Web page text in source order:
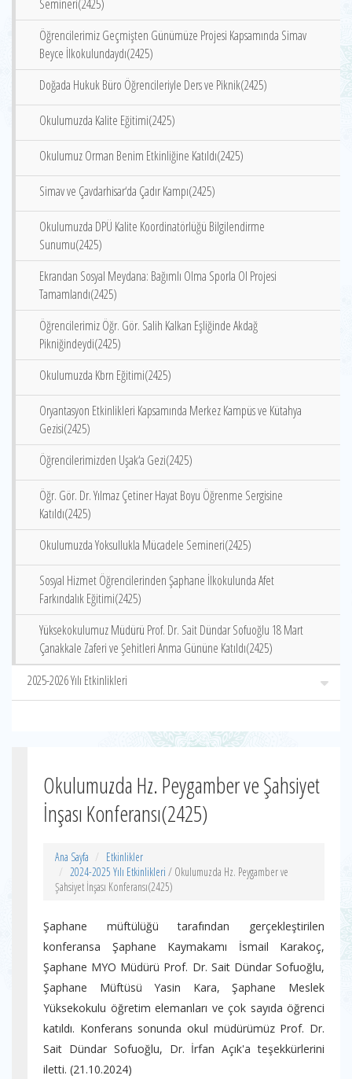
Semineri(2425)
Öğrencilerimiz Geçmişten Günümüze Projesi Kapsamında Simav
Beyce İlkokulundaydı(2425)
Doğada Hukuk Büro Öğrencileriyle Ders ve Piknik(2425)
Okulumuzda Kalite Eğitimi(2425)
Okulumuz Orman Benim Etkinliğine Katıldı(2425)
Simav ve Çavdarhisar‘da Çadır Kampı(2425)
Okulumuzda DPÜ Kalite Koordinatörlüğü Bilgilendirme
Sunumu(2425)
Ekrandan Sosyal Meydana: Bağımlı Olma Sporla Ol Projesi
Tamamlandı(2425)
Öğrencilerimiz Öğr. Gör. Salih Kalkan Eşliğinde Akdağ
Pikniğindeydi(2425)
Okulumuzda Kbrn Eğitimi(2425)
Oryantasyon Etkinlikleri Kapsamında Merkez Kampüs ve Kütahya
Gezisi(2425)
Öğrencilerimizden Uşak‘a Gezi(2425)
Öğr. Gör. Dr. Yılmaz Çetiner Hayat Boyu Öğrenme Sergisine
Katıldı(2425)
Okulumuzda Yoksullukla Mücadele Semineri(2425)
Sosyal Hizmet Öğrencilerinden Şaphane İlkokulunda Afet
Farkındalık Eğitimi(2425)
Yüksekokulumuz Müdürü Prof. Dr. Sait Dündar Sofuoğlu 18 Mart
Çanakkale Zaferi ve Şehitleri Anma Gününe Katıldı(2425)
2025-2026 Yılı Etkinlikleri
Okulumuzda Hz. Peygamber ve Şahsiyet
İnşası Konferansı(2425)
Ana Sayfa
Etkinlikler
2024-2025 Yılı Etkinlikleri / Okulumuzda Hz. Peygamber ve
Şahsiyet İnşası Konferansı(2425)
Şaphane müftülüğü tarafından gerçekleştirilen
konferansa Şaphane Kaymakamı İsmail Karakoç,
Şaphane MYO Müdürü Prof. Dr. Sait Dündar Sofuoğlu,
Şaphane Müftüsü Yasin Kara, Şaphane Meslek
Yüksekokulu öğretim elemanları ve çok sayıda öğrenci
katıldı. Konferans sonunda okul müdürümüz Prof. Dr.
Sait Dündar Sofuoğlu, Dr. İrfan Açık'a teşekkürlerini
iletti. (21.10.2024)